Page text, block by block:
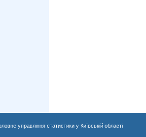
управління статистики у Київській області